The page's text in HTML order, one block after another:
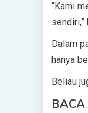
“Kami
sendiri,”
Dalam
hanya
Beliau